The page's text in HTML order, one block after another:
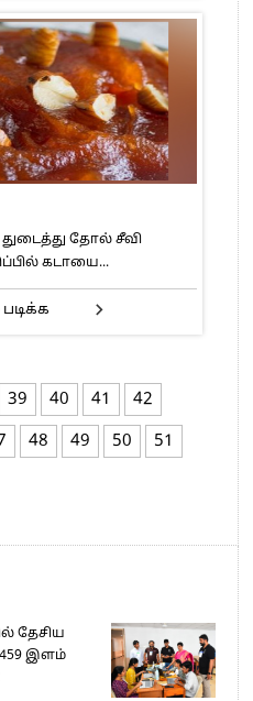
தோல் சீவி
கடாயை...
39 40 41
42
48 49 50
51
தேசிய
இளம்